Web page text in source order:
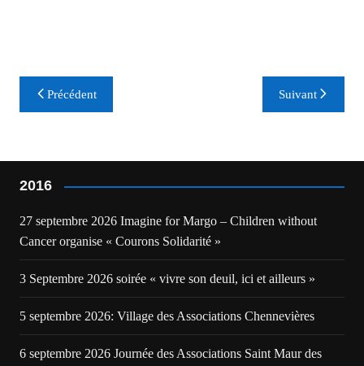
Navigation
de
Précédent Suivant
2016
27 septembre 2026 Imagine for Margo – Children without
Cancer organise « Courons Solidarité »
3 Septembre 2026 soirée « vivre son deuil, ici et ailleurs »
5 septembre 2026: Village des Associations Chennevières
6 septembre 2026 Journée des Associations Saint Maur des